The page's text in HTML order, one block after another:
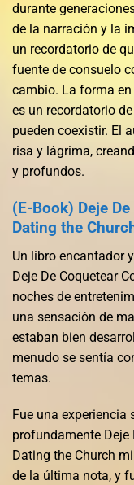
durante
de la narración y la
un recordatorio de
fuente de consuelo
cambio. La forma
es un recordatorio
pueden coexistir. El
risa y lágrima,
y profundos.
(E-Book) Deje
Dating the
Un libro encantador
Deje De Coquetear
noches de
una sensación de
estaban bien
menudo se sentía
temas.
Fue una
profundamente Deje
Dating the Church
de la última nota, y